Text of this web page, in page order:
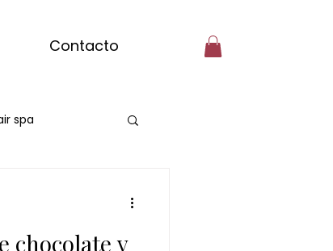
Contacto
spa
chocolate y